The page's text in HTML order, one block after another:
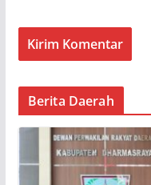
Berita Daerah